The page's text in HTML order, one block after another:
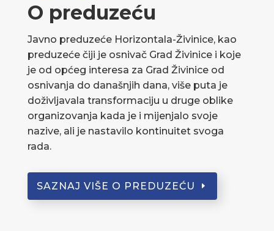
O preduzeću
Javno preduzeće Horizontala-Živinice, kao
preduzeće čiji je osnivač Grad Živinice i koje
je od općeg interesa za Grad Živinice od
osnivanja do današnjih dana, više puta je
doživljavala transformaciju u druge oblike
organizovanja kada je i mijenjalo svoje
nazive, ali je nastavilo kontinuitet svoga
rada.
SAZNAJ VIŠE O PREDUZEĆU